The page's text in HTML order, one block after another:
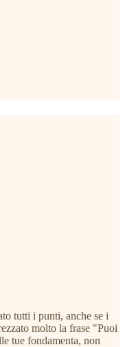
tutti i punti, anche se i
molto la frase "Puoi
tue fondamenta, non